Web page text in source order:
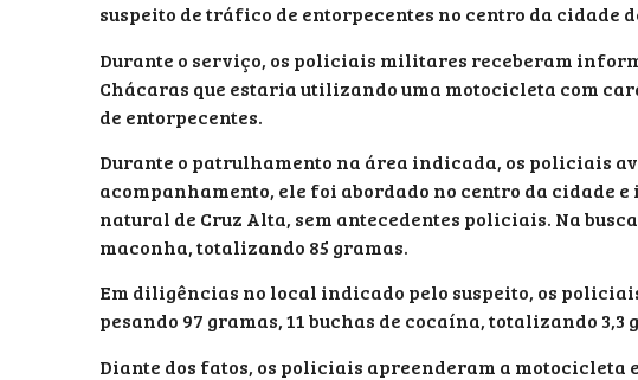
suspeito de tráfico de entorpecentes no centro da cidade
Durante o serviço, os policiais militares receberam
Chácaras que estaria utilizando uma motocicleta com
de entorpecentes.
Durante o patrulhamento na área indicada, os policiais
acompanhamento, ele foi abordado no centro da cidade
natural de Cruz Alta, sem antecedentes policiais. Na
maconha, totalizando 85 gramas.
Em diligências no local indicado pelo suspeito, os
pesando 97 gramas, 11 buchas de cocaína, totalizando
Diante dos fatos, os policiais apreenderam a motocicleta